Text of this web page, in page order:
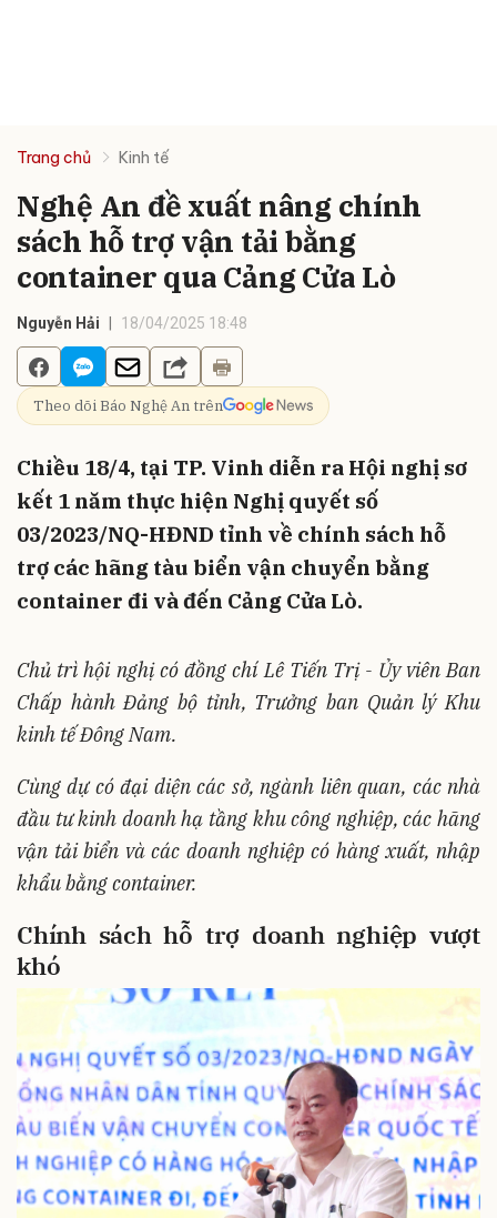
Trang chủ Kinh tế
Nghệ An đề xuất nâng chính
sách hỗ trợ vận tải bằng
container qua Cảng Cửa Lò
Nguyễn Hải 18/04/2025 18:48
Theo dõi Báo Nghệ An trên
Chiều 18/4, tại TP. Vinh diễn ra Hội nghị sơ
kết 1 năm thực hiện Nghị quyết số
03/2023/NQ-HĐND tỉnh về chính sách hỗ
trợ các hãng tàu biển vận chuyển bằng
container đi và đến Cảng Cửa Lò.
Chủ trì hội nghị có đồng chí Lê Tiến Trị - Ủy viên Ban
Chấp hành Đảng bộ tỉnh, Trưởng ban Quản lý Khu
kinh tế Đông Nam.
Cùng dự có đại diện các sở, ngành liên quan, các nhà
đầu tư kinh doanh hạ tầng khu công nghiệp, các hãng
vận tải biển và các doanh nghiệp có hàng xuất, nhập
khẩu bằng container.
Chính sách hỗ trợ doanh nghiệp vượt
khó